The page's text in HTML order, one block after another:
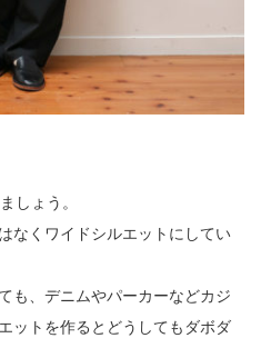
しょう。
なくワイドシルエットにしてい
も、デニムやパーカーなどカジ
ットを作るとどうしてもダボダ